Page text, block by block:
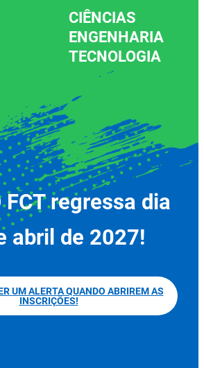
CIÊNCIAS
ENGENHARIA
TECNOLOGIA
FCT regressa dia
abril de 2027!
UM ALERTA QUANDO ABRIREM AS
INSCRIÇÕES!